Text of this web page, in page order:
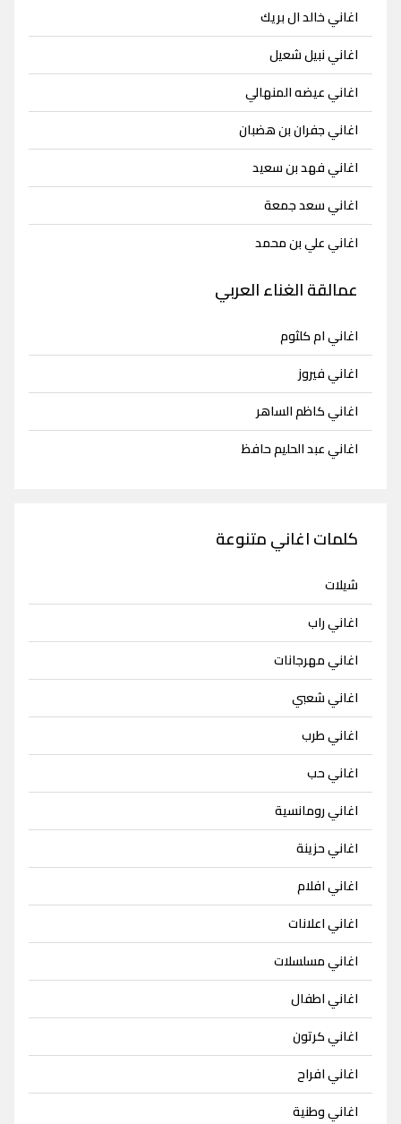
اغاني خالد ال بريك
اغاني نبيل شعيل
اغاني عيضه المنهالي
اغاني جفران بن هضبان
اغاني فهد بن سعيد
اغاني سعد جمعة
اغاني علي بن محمد
عمالقة الغناء العربي
اغاني ام كلثوم
اغاني فيروز
اغاني كاظم الساهر
اغاني عبد الحليم حافظ
كلمات اغاني متنوعة
شيلات
اغاني راب
اغاني مهرجانات
اغاني شعبي
اغاني طرب
اغاني حب
اغاني رومانسية
اغاني حزينة
اغاني افلام
اغاني اعلانات
اغاني مسلسلات
اغاني اطفال
اغاني كرتون
اغاني افراح
اغاني وطنية